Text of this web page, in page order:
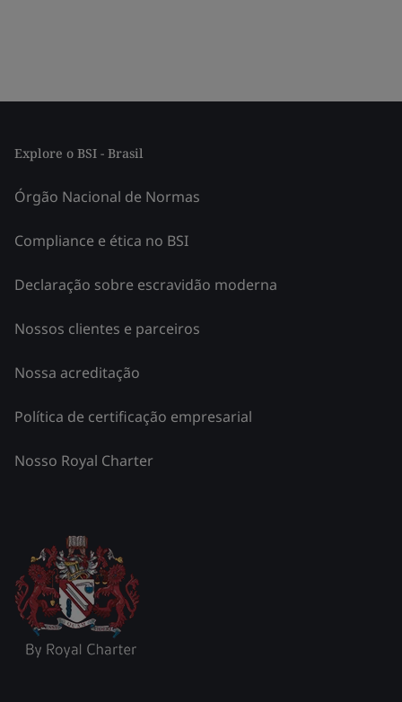
Explore o BSI - Brasil
Órgão Nacional de Normas
Compliance e ética no BSI
Declaração sobre escravidão moderna
Nossos clientes e parceiros
Nossa acreditação
Política de certificação empresarial
Nosso Royal Charter